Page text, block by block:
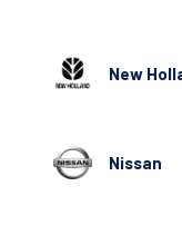
New
Nissan